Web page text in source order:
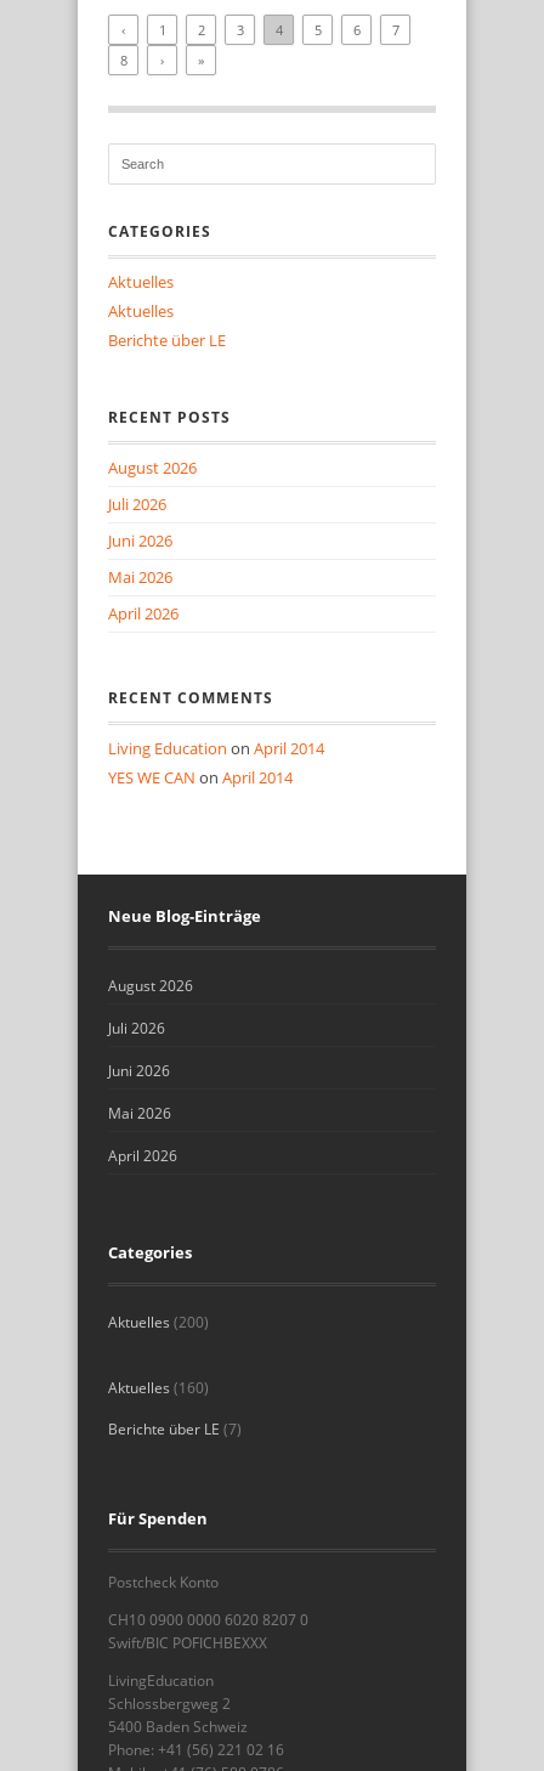
‹ 1 2 3 4 5 6
7
8
› »
CATEGORIES
Aktuelles
Aktuelles
Berichte über LE
RECENT POSTS
August 2026
Juli 2026
Juni 2026
Mai 2026
April 2026
RECENT COMMENTS
Living Education on April 2014
YES WE CAN on April 2014
Neue Blog-Einträge
August 2026
Juli 2026
Juni 2026
Mai 2026
April 2026
Categories
Aktuelles (200)
Aktuelles (160)
Berichte über LE (7)
Für Spenden
Postcheck Konto
CH10 0900 0000 6020 8207 0
Swift/BIC POFICHBEXXX
LivingEducation
Schlossbergweg 2
5400 Baden Schweiz
Phone: +41 (56) 221 02 16